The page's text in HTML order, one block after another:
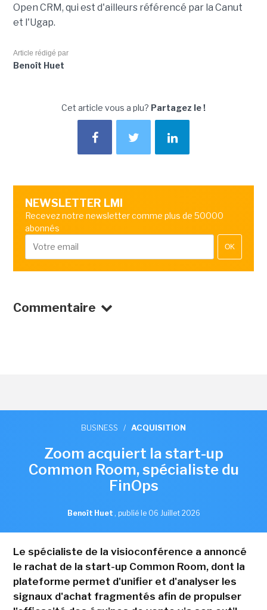
Open CRM, qui est d'ailleurs référencé par la Canut
et l'Ugap.
Article rédigé par
Benoît Huet
Cet article vous a plu? Partagez le !
NEWSLETTER LMI
Recevez notre newsletter comme plus de 50000
abonnés
OK
Commentaire
BUSINESS / ACQUISITION
Zoom acquiert la start-up
Common Room, spécialiste du
FinOps
Benoît Huet , publié le 06 Juillet 2026
Le spécialiste de la visioconférence a annoncé
le rachat de la start-up Common Room, dont la
plateforme permet d'unifier et d'analyser les
signaux d'achat fragmentés afin de propulser